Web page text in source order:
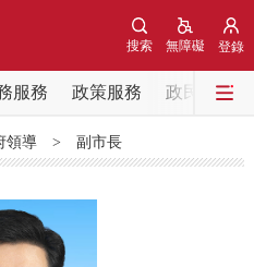
登錄
無障礙
搜索
服務 政策服務 政民互動
資訊 中央部委動態
資訊
領導> 副市長